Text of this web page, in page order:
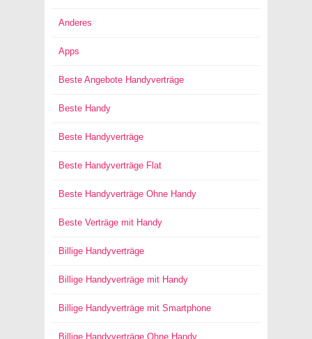
Anderes
Apps
Beste Angebote Handyverträge
Beste Handy
Beste Handyverträge
Beste Handyverträge Flat
Beste Handyverträge Ohne Handy
Beste Verträge mit Handy
Billige Handyverträge
Billige Handyverträge mit Handy
Billige Handyverträge mit Smartphone
Billige Handyverträge Ohne Handy